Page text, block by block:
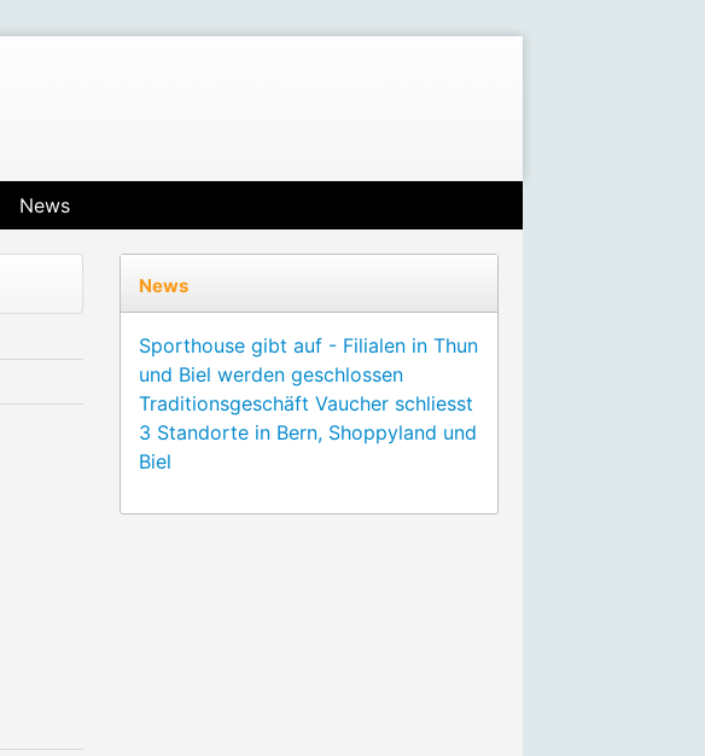
News
News
Sporthouse gibt auf - Filialen in Thun
und Biel werden geschlossen
Traditionsgeschäft Vaucher schliesst
3 Standorte in Bern, Shoppyland und
Biel